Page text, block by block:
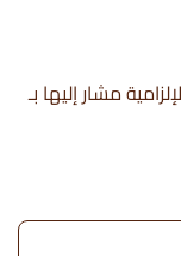
مشار إليها بـ